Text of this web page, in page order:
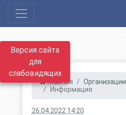
Версия сайта
для
слабовидящих
Главная Организации
Информация
26.04.2022 14:20